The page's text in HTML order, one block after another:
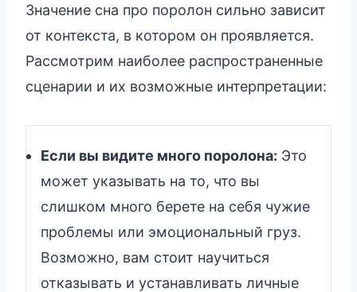
Значение сна про поролон сильно зависит
от контекста, в котором он проявляется.
Рассмотрим наиболее распространенные
сценарии и их возможные интерпретации:
Если вы видите много поролона: Это
может указывать на то, что вы
слишком много берете на себя чужие
проблемы или эмоциональный груз.
Возможно, вам стоит научиться
отказывать и устанавливать личные